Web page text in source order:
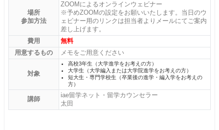
場所
参加方法
ZOOMによるオンラインウェビナー
※予めZOOMの設定をお願いいたします。当日のウ
ェビナー用のリンクは担当者よりメールにてご案内
差し上げます。
費用
無料
用意するもの
メモをご用意ください
対象
高校3年生（大学進学をお考えの方）
大学生（大学編入または大学院進学をお考えの方）
短大生・専門学校生（卒業後の進学・編入学をお考えの
方）
講師
iae留学ネット・留学カウンセラー
太田